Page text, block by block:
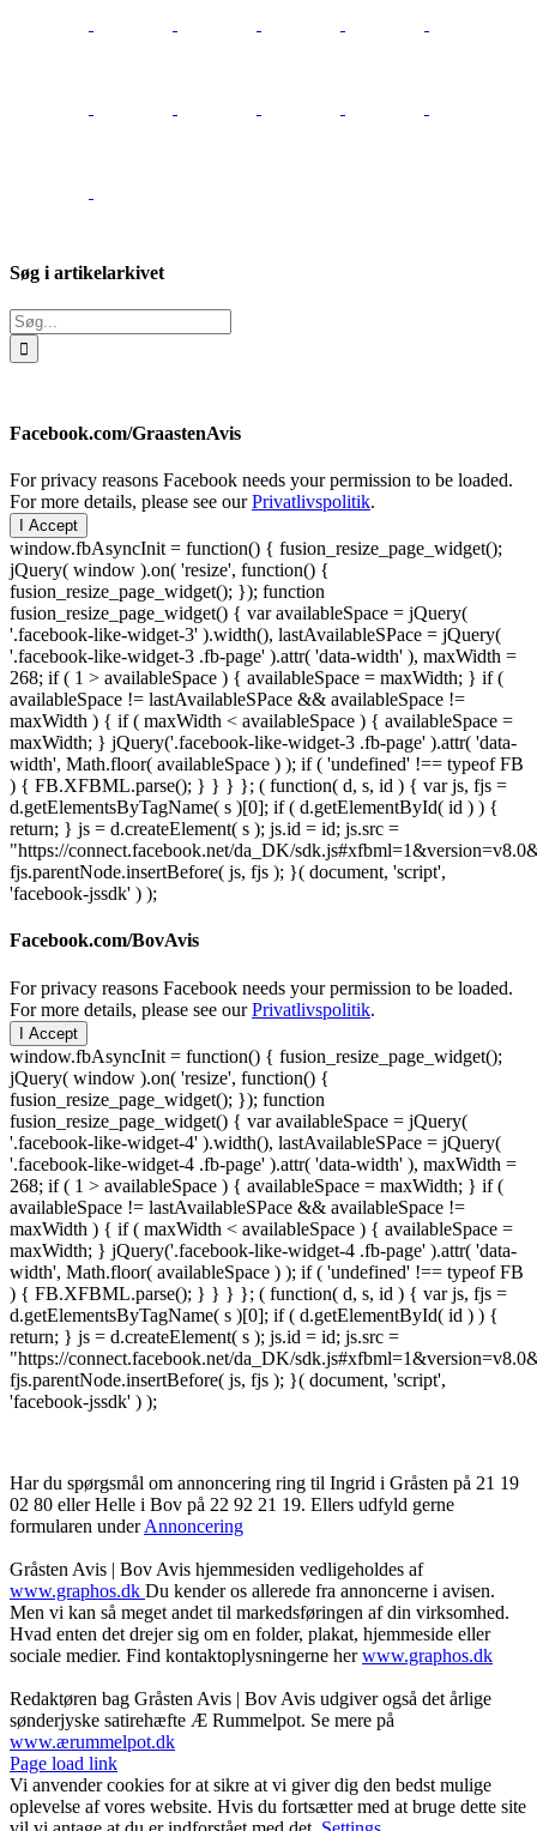
Søg i artikelarkivet
Søg
efter:
Facebook.com/GraastenAvis
For privacy reasons Facebook needs your permission to be loaded.
For more details, please see ourPrivatlivspolitik.
I Accept
window.fbAsyncInit = function() { fusion_resize_page_widget();
jQuery( window ).on( 'resize', function() {
fusion_resize_page_widget(); }); function
fusion_resize_page_widget() { var availableSpace = jQuery(
'.facebook-like-widget-3' ).width(), lastAvailableSPace = jQuery(
'.facebook-like-widget-3 .fb-page' ).attr( 'data-width' ), maxWidth =
268; if ( 1 > availableSpace ) { availableSpace = maxWidth; } if (
availableSpace != lastAvailableSPace && availableSpace !=
maxWidth ) { if ( maxWidth < availableSpace ) { availableSpace =
maxWidth; } jQuery('.facebook-like-widget-3 .fb-page' ).attr( 'data-
width', Math.floor( availableSpace ) ); if ( 'undefined' !== typeof FB
) { FB.XFBML.parse(); } } } }; ( function( d, s, id ) { var js, fjs =
d.getElementsByTagName( s )[0]; if ( d.getElementById( id ) ) {
return; } js = d.createElement( s ); js.id = id; js.src =
"https://connect.facebook.net/da_DK/
fjs.parentNode.insertBefore( js, fjs ); }( document, 'script',
'facebook-jssdk' ) );
Facebook.com/BovAvis
For privacy reasons Facebook needs your permission to be loaded.
For more details, please see ourPrivatlivspolitik.
I Accept
window.fbAsyncInit = function() { fusion_resize_page_widget();
jQuery( window ).on( 'resize', function() {
fusion_resize_page_widget(); }); function
fusion_resize_page_widget() { var availableSpace = jQuery(
'.facebook-like-widget-4' ).width(), lastAvailableSPace = jQuery(
'.facebook-like-widget-4 .fb-page' ).attr( 'data-width' ), maxWidth =
268; if ( 1 > availableSpace ) { availableSpace = maxWidth; } if (
availableSpace != lastAvailableSPace && availableSpace !=
maxWidth ) { if ( maxWidth < availableSpace ) { availableSpace =
maxWidth; } jQuery('.facebook-like-widget-4 .fb-page' ).attr( 'data-
width', Math.floor( availableSpace ) ); if ( 'undefined' !== typeof FB
) { FB.XFBML.parse(); } } } }; ( function( d, s, id ) { var js, fjs =
d.getElementsByTagName( s )[0]; if ( d.getElementById( id ) ) {
return; } js = d.createElement( s ); js.id = id; js.src =
"https://connect.facebook.net/da_DK/
fjs.parentNode.insertBefore( js, fjs ); }( document, 'script',
'facebook-jssdk' ) );
Har du spørgsmål om annoncering ring til Ingrid i Gråsten på 21 19
02 80 ‬eller Helle i Bov på 22 92 21 19‬. Ellers udfyld gerne
formularen underAnnoncering
Gråsten Avis | Bov Avis hjemmesiden vedligeholdes af
www.graphos.dk Du kender os allerede fra annoncerne i avisen.
Men vi kan så meget andet til markedsføringen af din virksomhed.
Hvad enten det drejer sig om en folder, plakat, hjemmeside eller
sociale medier. Find kontaktoplysningerne herwww.graphos.dk
Redaktøren bag Gråsten Avis | Bov Avis udgiver også det årlige
sønderjyske satirehæfte Æ Rummelpot. Se mere på
www.ærummelpot.dk
Facebook
Facebook
Facebook
Facebook
Instagram
Instagram
Instagram
LinkedIn
Page load link
Vi anvender cookies for at sikre at vi giver dig den bedst mulige
oplevelse af vores website. Hvis du fortsætter med at bruge dette site